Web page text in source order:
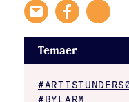
Temaer
#BYLARM